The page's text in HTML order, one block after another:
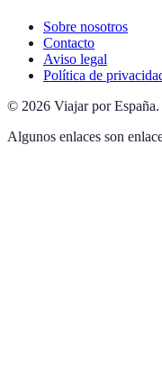
Sobre nosotros
Contacto
Aviso legal
Política de
© 2026 Viajar por España.
Algunos enlaces son